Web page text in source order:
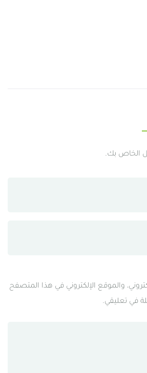
الخاص بك.
والموقع الإلكتروني في هذا المتصفح
في تعليقي.